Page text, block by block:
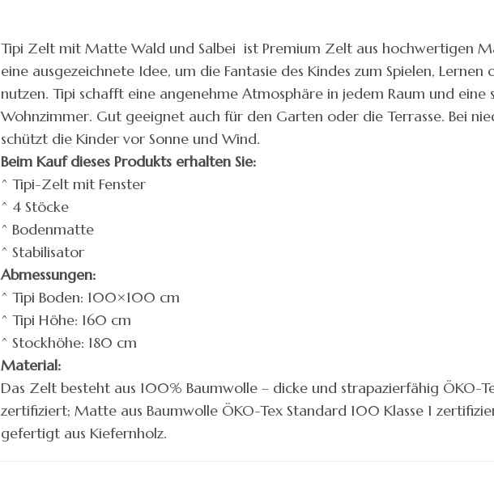
Tipi Zelt mit Matte Wald und Salbei ist Premium Zelt aus hochwertigen
eine ausgezeichnete Idee, um die Fantasie des Kindes zum Spielen, Lernen
nutzen. Tipi schafft eine angenehme Atmosphäre in jedem Raum und eine
Wohnzimmer. Gut geeignet auch für den Garten oder die Terrasse. Bei
schützt die Kinder vor Sonne und Wind.
Beim Kauf dieses Produkts erhalten Sie:
^ Tipi-Zelt mit Fenster
^ 4 Stöcke
^ Bodenmatte
^ Stabilisator
Abmessungen:
^ Tipi Boden: 100×100 cm
^ Tipi Höhe: 160 cm
^ Stockhöhe: 180 cm
Material:
Das Zelt besteht aus 100% Baumwolle – dicke und strapazierfähig ÖKO-
zertifiziert; Matte aus Baumwolle ÖKO-Tex Standard 100 Klasse 1
gefertigt aus Kiefernholz.